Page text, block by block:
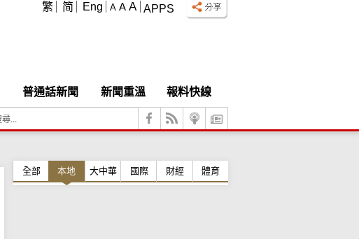
APPS
A A A
繁 简 Eng
普通話新聞 新聞重溫
報料快線
全部 本地 大中華 國際 財經 體育